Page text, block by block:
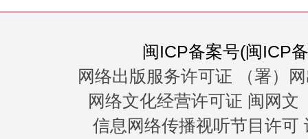
闽ICP备案号(闽ICP
网络出版服务许可证 （署）
网络文化经营许可证 闽网文
信息网络传播视听节目许可